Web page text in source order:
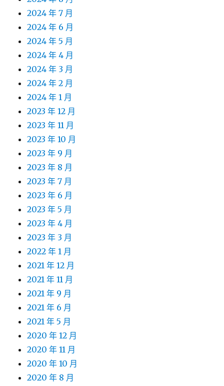
2024 年 7 月
2024 年 6 月
2024 年 5 月
2024 年 4 月
2024 年 3 月
2024 年 2 月
2024 年 1 月
2023 年 12 月
2023 年 11 月
2023 年 10 月
2023 年 9 月
2023 年 8 月
2023 年 7 月
2023 年 6 月
2023 年 5 月
2023 年 4 月
2023 年 3 月
2022 年 1 月
2021 年 12 月
2021 年 11 月
2021 年 9 月
2021 年 6 月
2021 年 5 月
2020 年 12 月
2020 年 11 月
2020 年 10 月
2020 年 8 月